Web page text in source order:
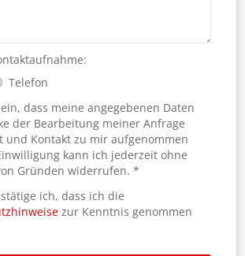
Telefon
dass meine angegebenen Daten
der Bearbeitung meiner Anfrage
und Kontakt zu mir aufgenommen
kann ich jederzeit ohne
Gründen widerrufen. *
ich, dass ich die
zur Kenntnis genommen